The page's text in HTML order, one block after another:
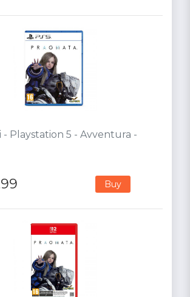
- Playstation 5 - Avventura -
Buy